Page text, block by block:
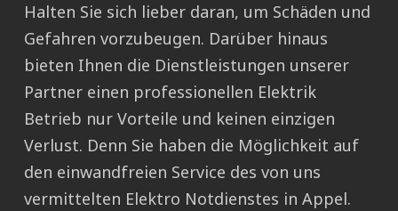
Halten Sie sich lieber daran, um Schäden und
Gefahren vorzubeugen. Darüber hinaus
bieten Ihnen die Dienstleistungen unserer
Partner einen professionellen Elektrik
Betrieb nur Vorteile und keinen einzigen
Verlust. Denn Sie haben die Möglichkeit auf
den einwandfreien Service des von uns
vermittelten Elektro Notdienstes in Appel.